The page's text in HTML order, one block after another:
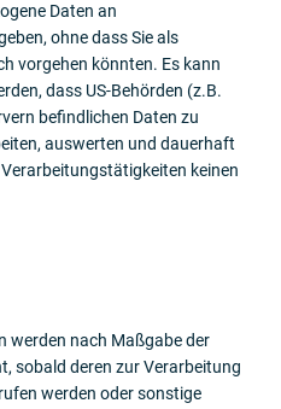
Daten an
ohne dass Sie als
vorgehen könnten. Es kann
dass US-Behörden (z.B.
befindlichen Daten zu
auswerten und dauerhaft
keinen
werden nach Maßgabe der
sobald deren zur Verarbeitung
werden oder sonstige